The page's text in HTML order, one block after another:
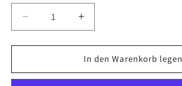
Verringere
die
Menge
Hilla
Erhöhe
die
Menge
für
Hilla
In den Warenkorb legen